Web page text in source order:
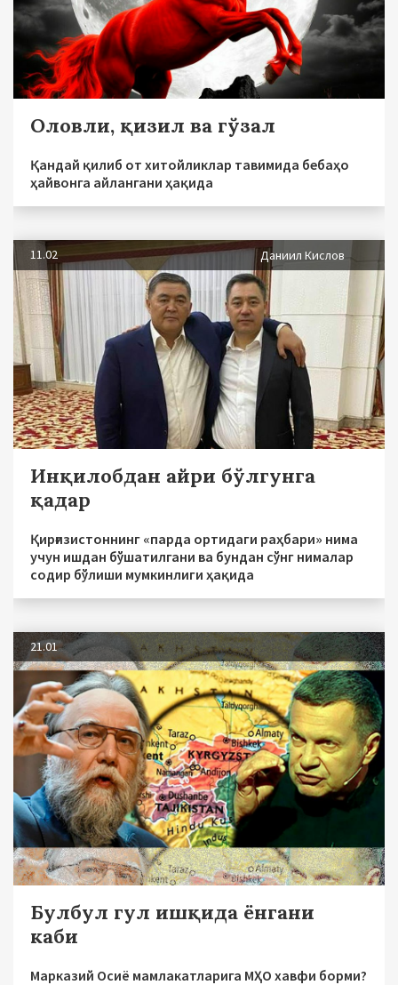
Оловли, қизил ва гўзал
Қандай қилиб от хитойликлар тавимида бебаҳо
ҳайвонга айлангани ҳақида
11.02 Даниил Кислов
Инқилобдан айри бўлгунга
қадар
Қирғизистоннинг «парда ортидаги раҳбари» нима
учун ишдан бўшатилгани ва бундан сўнг нималар
содир бўлиши мумкинлиги ҳақида
21.01
Булбул гул ишқида ёнгани
каби
Марказий Осиё мамлакатларига МҲО хавфи борми?